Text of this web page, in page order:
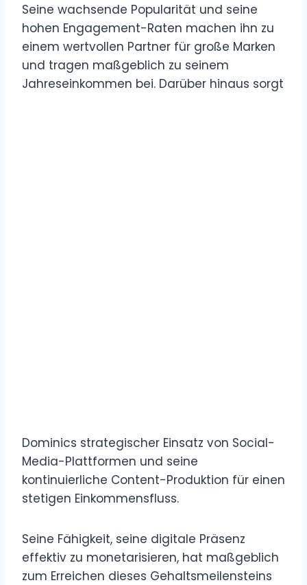
Seine wachsende Popularität und seine
hohen Engagement-Raten machen ihn zu
einem wertvollen Partner für große Marken
und tragen maßgeblich zu seinem
Jahreseinkommen bei. Darüber hinaus sorgt
Dominics strategischer Einsatz von Social-
Media-Plattformen und seine
kontinuierliche Content-Produktion für einen
stetigen Einkommensfluss.
Seine Fähigkeit, seine digitale Präsenz
effektiv zu monetarisieren, hat maßgeblich
zum Erreichen dieses Gehaltsmeilensteins